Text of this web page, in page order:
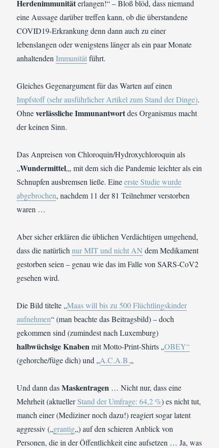
Herdenimmunitäterlangen!“ – Bloß blöd, dass niemand
eine Aussage darüber treffen kann, ob die überstandene
COVID19-Erkrankung denn dann auch zu einer
lebenslangen oder wenigstens länger als ein paar Monate
anhaltendenImmunitätführt.
Gleiches Gegenargument für das Warten auf einen
Impfstoff (sehr ausführlicher Artikel zum Stand der Dinge).
Ohneverlässliche Immunantwortdes Organismus macht
der keinen Sinn.
Das Anpreisen von Chloroquin/Hydroxychloroquin als
„Wundermittel„, mit dem sich die Pandemie leichter als ein
Schnupfen ausbremsen ließe. Eineerste Studie wurde
abgebrochen, nachdem 11 der 81 Teilnehmer verstorben
waren …
Aber sicher erklären die üblichen Verdächtigen umgehend,
dass die natürlichnur MIT und nicht AN dem Medikament
gestorben seien – genau wie das im Falle von SARS-CoV2
gesehen wird.
Die Bild titelte „Maas will bis zu 500 Flüchtlingskinder
aufnehmen“ (man beachte das Beitragsbild) – doch
gekommen sind (zumindest nach Luxemburg)
halbwüchsige Knabenmit Motto-Print-Shirts „OBEY“
(gehorche/füge dich) und „A.C.A.B.„
Und dann dasMaskentragen … Nicht nur, dass eine
Mehrheit (aktuellerStand der Umfrage: 64,2 %) es nicht tut,
manch einer (Mediziner noch dazu!) reagiert sogar latent
aggressiv („grantig„) auf den schieren Anblick von
Personen, die in der Öffentlichkeit eine aufsetzen … Ja, was